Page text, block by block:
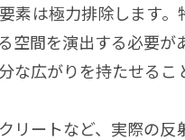
素は極力排除します
間を演出する必要が
な広がりを持たせる
ートなど、実際の反